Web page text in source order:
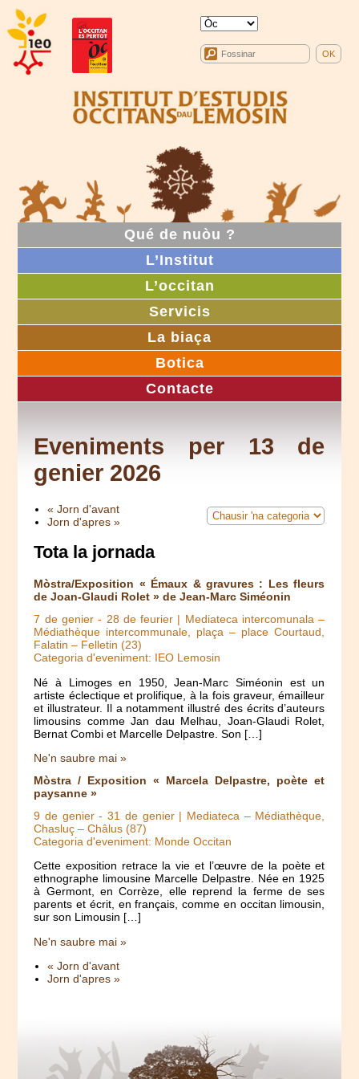
Qué de nuòu ?
L’Institut
L’occitan
Servicis
La biaça
Botica
Contacte
Eveniments per 13 de
genier 2026
« Jorn d'avant
Jorn d'apres »
Tota la jornada
Mòstra/Exposition « Émaux & gravures : Les fleurs
de Joan-Glaudi Rolet » de Jean-Marc Siméonin
7 de genier- 28 de feurier | Mediateca intercomunala –
Médiathèque intercommunale, plaça – place Courtaud,
Falatin – Felletin (23)
Categoria d'eveniment: IEO Lemosin
Né à Limoges en 1950, Jean-Marc Siméonin est un
artiste éclectique et prolifique, à la fois graveur, émailleur
et illustrateur. Il a notamment illustré des écrits d’auteurs
limousins comme Jan dau Melhau, Joan-Glaudi Rolet,
Bernat Combi et Marcelle Delpastre. Son […]
Ne'n saubre mai »
Mòstra / Exposition « Marcela Delpastre, poète et
paysanne »
9 de genier-31 de genier| Mediateca – Médiathèque,
Chasluç – Châlus (87)
Categoria d'eveniment: Monde Occitan
Cette exposition retrace la vie et l’œuvre de la poète et
ethnographe limousine Marcelle Delpastre. Née en 1925
à Germont, en Corrèze, elle reprend la ferme de ses
parents et écrit, en français, comme en occitan limousin,
sur son Limousin […]
Ne'n saubre mai »
« Jorn d'avant
Jorn d'apres »